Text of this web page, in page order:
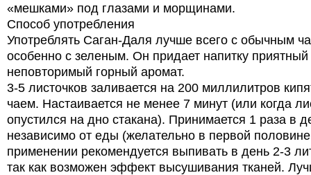
«мешками» под глазами и морщинами.
Способ употребления
Употреблять Саган-Даля лучше всего с обычным
особенно с зеленым. Он придает напитку приятный
неповторимый горный аромат.
3-5 листочков заливается на 200 миллилитров
чаем. Настаивается не менее 7 минут (или когда
опустился на дно стакана). Принимается 1 раза в
независимо от еды (желательно в первой
применении рекомендуется выпивать в день 2-3
так как возможен эффект высушивания тканей.